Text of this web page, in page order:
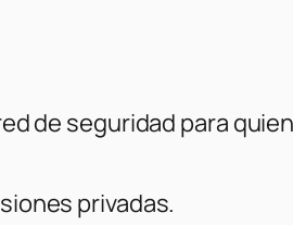
de seguridad para
privadas.